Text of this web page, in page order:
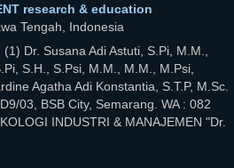
research & education
Tengah, Indonesia
Dr. Susana Adi Astuti, S.Pi, M.M.,
S.H., S.Psi, M.M., M.M., M.Psi,
Agatha Adi Konstantia, S.T.P, M.Sc.
03, BSB City, Semarang. WA : 082
INDUSTRI & MANAJEMEN "Dr.